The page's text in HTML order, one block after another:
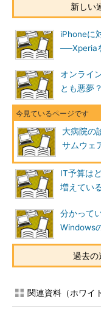
新しい
iPhoneに
──Xperia
オンライ
とも悪夢？
大病院の
サムウェ
IT予算は
増えてい
分かって
Windows
過去の
関連資料（ホワイ